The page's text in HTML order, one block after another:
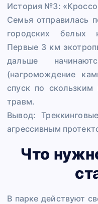
История №3:
Семья отправилась
городских белых
Первые 3 км
дальше
(нагромождение
спуск по
травм.
Вывод:
агрессивным
Что
В парке действуют